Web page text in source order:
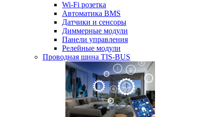
Wi-Fi розетка
Автоматика BMS
Датчики и сенсоры
Диммерные модули
Панели управления
Релейные модули
Проводная шина TIS-BUS